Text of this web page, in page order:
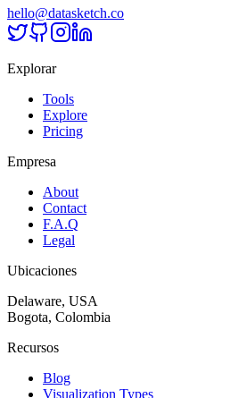
hello@datasketch.co
Explorar
Tools
Explore
Pricing
Empresa
About
Contact
F.A.Q
Legal
Ubicaciones
Delaware, USA
Bogota, Colombia
Recursos
Blog
Visualization Types